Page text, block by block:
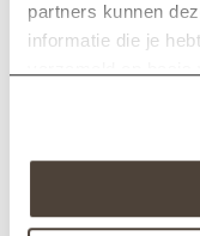
partners kunnen
informatie die je
Scenario’s
melange-
onderstaande
voor je
Wereldwijde